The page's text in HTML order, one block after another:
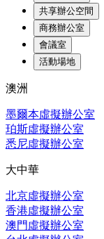
共享辦公空間
商務辦公室
會議室
活動場地
澳洲
墨爾本虛擬辦公室
珀斯虛擬辦公室
悉尼虛擬辦公室
大中華
北京虛擬辦公室
香港虛擬辦公室
澳門虛擬辦公室